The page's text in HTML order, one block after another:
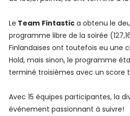
Le Team Fintastica obtenu le
programme libre de la soirée
Finlandaises ont toutefois eu une
Hold, mais sinon, le programme
terminé troisièmes avec un score
Avec 15 équipes participantes, la
événement passionnant à suivre!